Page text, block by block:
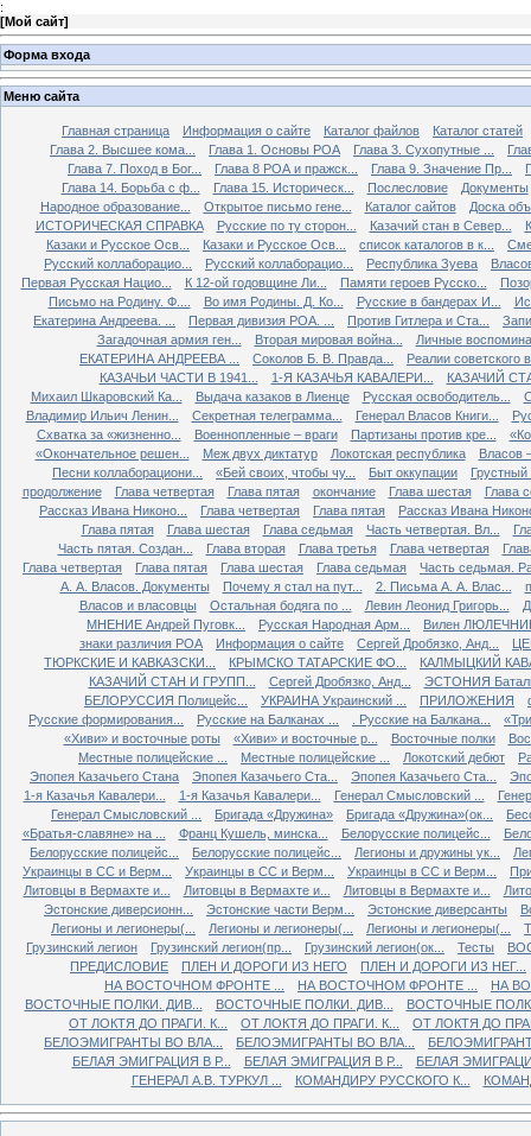
:
[Мой сайт]
Форма входа
Меню сайта
Главная страница Информация о сайте Каталог файлов
Каталог статей
Глава 2. Высшее кома...
Глава 1. Основы РОА Глава 3. Сухопутные ...
Глава 7. Поход в Бог...
Глава 8 РОА и пражск... Глава 9. Значение Пр...
Глава 14. Борьба с ф...
Глава 15. Историческ... Послесловие
Документы
Народное образование...
Открытое письмо гене... Каталог сайтов
Доска
ИСТОРИЧЕСКАЯ СПРАВКА
Русские по ту сторон... Казачий стан в Север...
Казаки и Русское Осв...
Казаки и Русское Осв... список каталогов в к...
Русский коллаборацио...
Русский коллаборацио... Республика Зуева
Первая Русская Нацио...
К 12-ой годовщине Ли... Памяти героев Русско...
Письмо на Родину. Ф....
Во имя Родины. Д. Ко... Русские в бандерах И...
Екатерина Андреева. ...
Первая дивизия РОА. ... Против Гитлера и Ста...
Загадочная армия ген...
Вторая мировая война...
Личные
ЕКАТЕРИНА АНДРЕЕВА ...
Соколов Б. В. Правда...
Реалии советского
КАЗАЧЬИ ЧАСТИ В 1941...
1-Я КАЗАЧЬЯ КАВАЛЕРИ...
КАЗАЧИЙ
Михаил Шкаровский Ка...
Выдача казаков в Лиенце Русская освободитель...
Владимир Ильич Ленин...
Секретная телеграмма... Генерал Власов Книги...
Схватка за «жизненно...
Военнопленные – враги Партизаны против кре...
«Окончательное решен...
Меж двух диктатур Локотская республика
Власов
Песни коллаборациони...
«Бей своих, чтобы чу... Быт оккупации
Грустный
продолжение
Глава четвертая Глава пятая окончание Глава шестая
Глава
Рассказ Ивана Никоно...
Глава четвертая Глава пятая
Рассказ Ивана
Глава пятая
Глава шестая Глава седьмая Часть четвертая. Вл...
Часть пятая. Создан...
Глава вторая Глава третья Глава четвертая
Глава четвертая
Глава пятая Глава шестая Глава седьмая
Часть седьмая.
А. А. Власов. Документы
Почему я стал на пут... 2. Письма А. А. Влас...
Власов и власовцы
Остальная бодяга по ... Левин Леонид Григорь...
МНЕНИЕ Андрей Пуговк...
Русская Народная Арм...
Вилен
знаки различия РОА
Информация о сайте Сергей Дробязко, Анд...
ТЮРКСКИЕ И КАВКАЗСКИ...
КРЫМСКО ТАТАРСКИЕ ФО...
КАЛМЫЦКИЙ
КАЗАЧИЙ СТАН И ГРУПП...
Сергей Дробязко, Анд...
ЭСТОНИЯ
БЕЛОРУССИЯ Полицейс...
УКРАИНА Украинский ... ПРИЛОЖЕНИЯ
Русские формирования...
Русские на Балканах ... . Русские на Балкана...
«Хиви» и восточные роты
«Хиви» и восточные р... Восточные полки
Местные полицейские ...
Местные полицейские ... Локотский дебют
Эпопея Казачьего Стана
Эпопея Казачьего Ста... Эпопея Казачьего Ста...
1-я Казачья Кавалери...
1-я Казачья Кавалери... Генерал Смысловский ...
Генерал Смысловский ...
Бригада «Дружина» Бригада «Дружина»(ок...
«Братья-славяне» на ...
Франц Кушель, минска... Белорусские полицейс...
Белорусские полицейс...
Белорусские полицейс... Легионы и дружины ук...
Украинцы в СС и Верм...
Украинцы в СС и Верм... Украинцы в СС и Верм...
Литовцы в Вермахте и...
Литовцы в Вермахте и... Литовцы в Вермахте и...
Эстонские диверсионн...
Эстонские части Верм... Эстонские диверсанты
Легионы и легионеры(...
Легионы и легионеры(... Легионы и легионеры(...
Грузинский легион
Грузинский легион(пр... Грузинский легион(ок... Тесты
ПРЕДИСЛОВИЕ
ПЛЕН И ДОРОГИ ИЗ НЕГО
ПЛЕН И ДОРОГИ ИЗ НЕГ...
НА ВОСТОЧНОМ ФРОНТЕ ...
НА ВОСТОЧНОМ ФРОНТЕ ...
НА
ВОСТОЧНЫЕ ПОЛКИ. ДИВ...
ВОСТОЧНЫЕ ПОЛКИ. ДИВ...
ВОСТОЧНЫЕ
ОТ ЛОКТЯ ДО ПРАГИ. К...
ОТ ЛОКТЯ ДО ПРАГИ. К...
ОТ ЛОКТЯ ДО
БЕЛОЭМИГРАНТЫ ВО ВЛА...
БЕЛОЭМИГРАНТЫ ВО ВЛА...
БЕЛАЯ ЭМИГРАЦИЯ В Р...
БЕЛАЯ ЭМИГРАЦИЯ В Р...
БЕЛАЯ
ГЕНЕРАЛ А.В. ТУРКУЛ ...
КОМАНДИРУ РУССКОГО К...